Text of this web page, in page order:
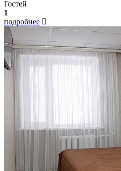
Гостей
1
подробнее